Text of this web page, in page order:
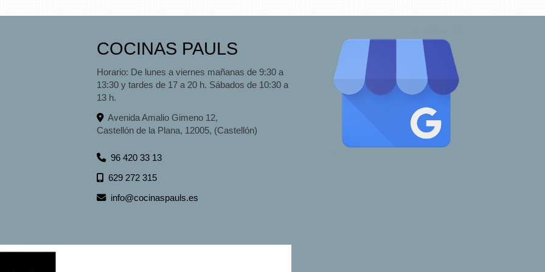
COCINAS PAULS
Horario: De lunes a viernes mañanas de 9:30 a
13:30 y tardes de 17 a 20 h. Sábados de 10:30 a
13 h.
Avenida Amalio Gimeno 12,
Castellón de la Plana, 12005, (Castellón)
96 420 33 13
629 272 315
info
cocinaspauls.es